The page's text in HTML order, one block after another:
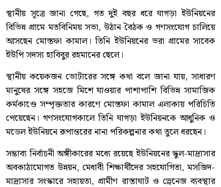
স্থানীয় সূত্রে জানা গেছে, গত দুই বছর ধরে ঘাগড়া ইউনিয়নের
বিভিন্ন গ্রামে মতবিনিময় সভা, উঠান বৈঠক ও গণসংযোগ চালিয়ে
আসছেন মোস্তফা কামাল। তিনি ইউনিয়নের ভরা গ্রামের সাবেক
ইউপি সদস্য হাবিবুর রহমানের ছেলে।
স্থানীয় কয়েকজন ভোটারের সঙ্গে কথা বলে জানা যায়, সাধারণ
মানুষের সঙ্গে সহজে মিশে যাওয়ার পাশাপাশি বিভিন্ন সামাজিক
কর্মকাণ্ডে সম্পৃক্ততার কারণে মোস্তফা কামাল এলাকায় পরিচিতি
পেয়েছেন। গণসংযোগকালে তিনি ঘাগড়া ইউনিয়নকে আধুনিক ও
মডেল ইউনিয়নে রূপান্তরের নানা পরিকল্পনার কথা তুলে ধরছেন।
সম্ভাব্য নির্বাচনী অঙ্গীকারের মধ্যে রয়েছে ইউনিয়নের স্কুল-মাদ্রাসার
অবকাঠামোগত উন্নয়ন, মেধাবী শিক্ষার্থীদের সহযোগিতা, মসজিদ-
মাদ্রাসার সংস্কারে সহায়তা, গ্রামীণ রাস্তাঘাট ও ড্রেনেজ ব্যবস্থার